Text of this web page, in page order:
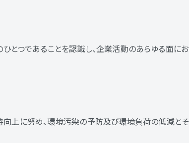
とつであることを認識し、企業活動のあらゆる面にお
上に努め、環境汚染の予防及び環境負荷の低減とそ